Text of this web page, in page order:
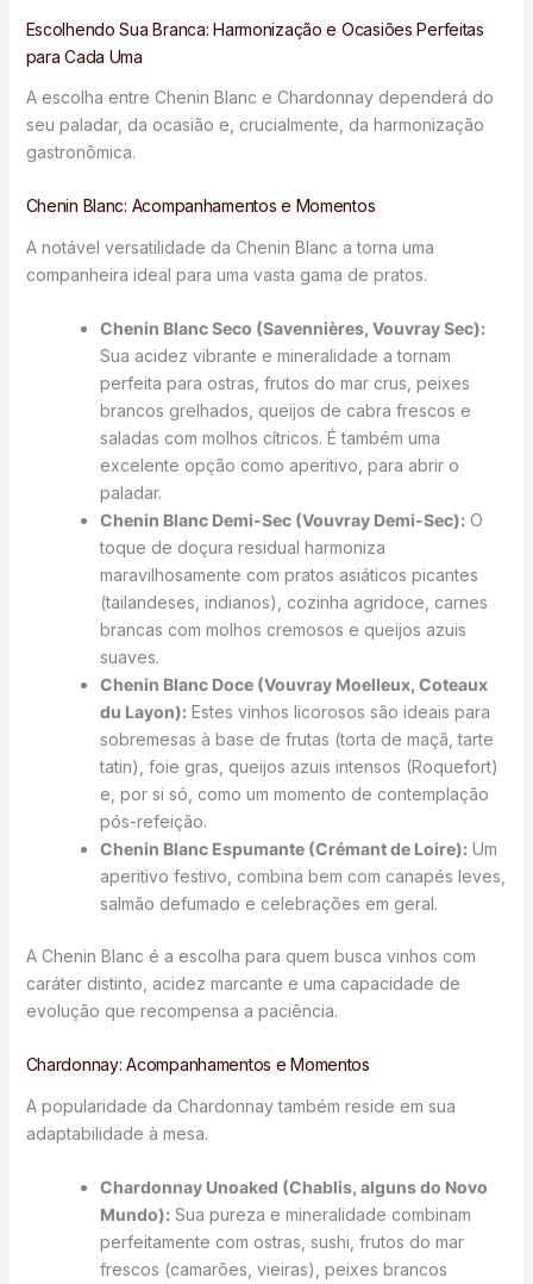
Escolhendo Sua Branca: Harmonização e Ocasiões Perfeitas
para Cada Uma
A escolha entre Chenin Blanc e Chardonnay dependerá do
seu paladar, da ocasião e, crucialmente, da harmonização
gastronômica.
Chenin Blanc: Acompanhamentos e Momentos
A notável versatilidade da Chenin Blanc a torna uma
companheira ideal para uma vasta gama de pratos.
Chenin Blanc Seco (Savennières, Vouvray Sec):
Sua acidez vibrante e mineralidade a tornam
perfeita para ostras, frutos do mar crus, peixes
brancos grelhados, queijos de cabra frescos e
saladas com molhos cítricos. É também uma
excelente opção como aperitivo, para abrir o
paladar.
Chenin Blanc Demi-Sec (Vouvray Demi-Sec):O
toque de doçura residual harmoniza
maravilhosamente com pratos asiáticos picantes
(tailandeses, indianos), cozinha agridoce, carnes
brancas com molhos cremosos e queijos azuis
suaves.
Chenin Blanc Doce (Vouvray Moelleux, Coteaux
du Layon):Estes vinhos licorosos são ideais para
sobremesas à base de frutas (torta de maçã, tarte
tatin), foie gras, queijos azuis intensos (Roquefort)
e, por si só, como um momento de contemplação
pós-refeição.
Chenin Blanc Espumante (Crémant de Loire):Um
aperitivo festivo, combina bem com canapés leves,
salmão defumado e celebrações em geral.
A Chenin Blanc é a escolha para quem busca vinhos com
caráter distinto, acidez marcante e uma capacidade de
evolução que recompensa a paciência.
Chardonnay: Acompanhamentos e Momentos
A popularidade da Chardonnay também reside em sua
adaptabilidade à mesa.
Chardonnay Unoaked (Chablis, alguns do Novo
Mundo):Sua pureza e mineralidade combinam
perfeitamente com ostras, sushi, frutos do mar
frescos (camarões, vieiras), peixes brancos